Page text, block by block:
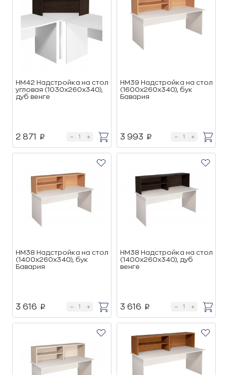
НМ42 Надстройка на стол
угловая (1030х260х340),
дуб венге
2 871 p
НМ39 Надстройка на стол
(1600х260х340), бук
Бавария
3 993 p
НМ38 Надстройка на стол
(1400х260х340), бук
Бавария
3 616 p
НМ38 Надстройка на стол
(1400х260х340), дуб
венге
3 616 p